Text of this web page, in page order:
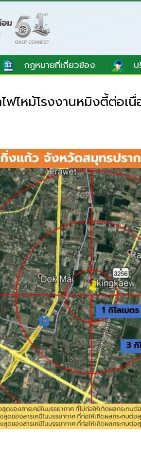
กฎหมายที่เกี่ยวข้อง
ฟไหม้โรงงานหมิงตี้ต่อเนื่